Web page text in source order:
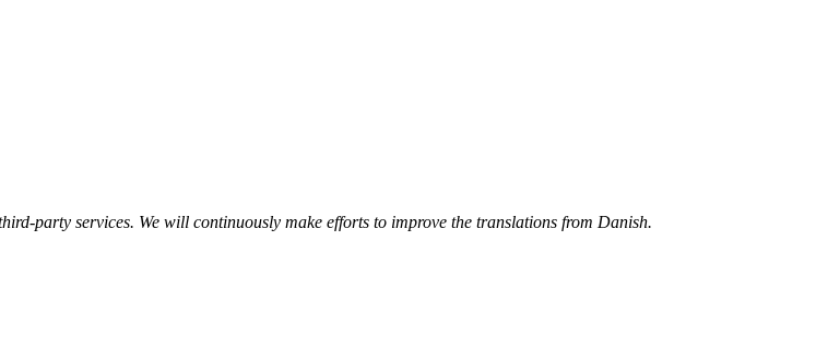
party services. We will continuously make efforts to improve the translations from Danish.